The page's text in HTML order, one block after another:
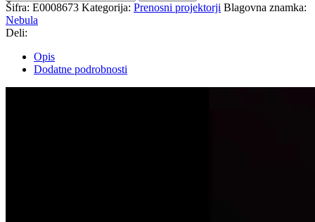
Šifra: E0008673 Kategorija: Prenosni projektorji Blagovna znamka:
Nebula
Deli:
Opis
Dodatne podrobnosti